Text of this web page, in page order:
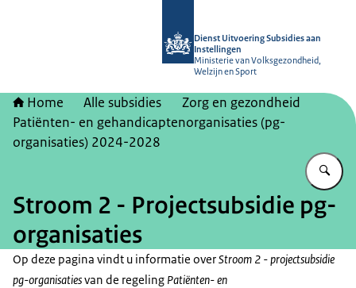
Dienst Uitvoering Subsidies aan
Instellingen
Ministerie van Volksgezondheid,
Welzijn en Sport
Home Alle subsidies
Zorg en gezondheid
Patiënten- en gehandicaptenorganisaties (pg-
organisaties) 2024-2028
Stroom 2 - Projectsubsidie pg-
organisaties
Op deze pagina vindt u informatie overStroom 2 - projectsubsidie
pg-organisatiesvan de regeling Patiënten- en